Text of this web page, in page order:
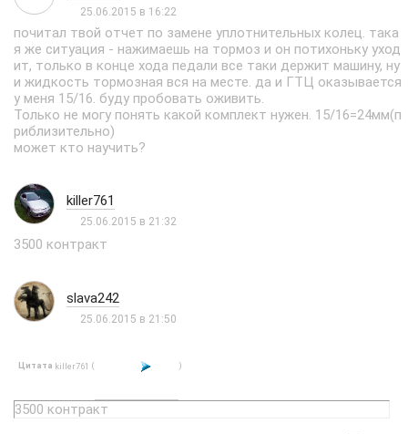
25.06.2015 в 16:22
почитал твой отчет по замене уплотнительных колец. така
я же ситуация - нажимаешь на тормоз и он потихоньку уход
ит, только в конце хода педали все таки держит машину, ну
и жидкость тормозная вся на месте. да и ГТЦ оказывается
у меня 15/16. буду пробовать оживить.
Только не могу понять какой комплект нужен. 15/16=24мм(п
риблизительно)
может кто научить?
killer761
25.06.2015 в 21:32
3500 контракт
slava242
25.06.2015 в 21:50
Цитата killer761 ( )
3500 контракт